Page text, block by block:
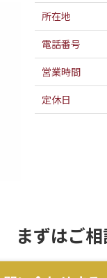
所在地
電話番号
営業時間
定休日
まずはご